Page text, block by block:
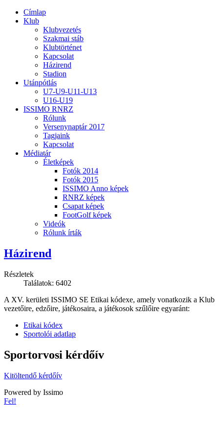
Címlap
Klub
Klubvezetés
Szakmai stáb
Klubtörténet
Kapcsolat
Házirend
Stadion
Utánpótlás
U7-U9-U11-U13
U16-U19
ISSIMO RNRZ
Rólunk
Versenynaptár 2017
Tagjaink
Kapcsolat
Médiatár
Életképek
Fotók 2014
Fotók 2015
ISSIMO Anno képek
RNRZ képek
Csapat képek
FootGolf képek
Videók
Rólunk írták
Házirend
Részletek
Találatok: 6402
A XV. kerületi ISSIMO SE Etikai kódexe, amely vonatkozik a Klub
vezetőire, edzőire, játékosaira, a játékosok szűlőire egyaránt:
Etikai kódex
Sportolói adatlap
Sportorvosi kérdőív
Kitöltendő kérdőív
Powered by Issimo
Fel!